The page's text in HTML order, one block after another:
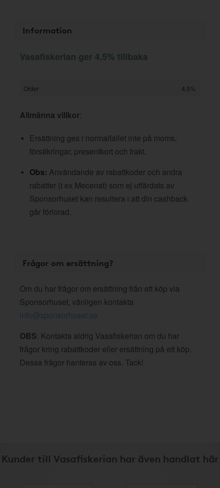
Information
Vasafiskerian ger 4,5% tillbaka
Order 4,5%
Allmänna villkor:
Ersättning ges i normalfallet inte på moms,
försäkringar, presentkort och frakt.
Obs: Användande av rabattkoder och andra
rabatter (t ex Mecenat) som ej utfärdats av
Sponsorhuset kan resultera i att din cashback
går förlorad.
Frågor om ersättning?
Om du har frågor om ersättning från ett köp via
Sponsorhuset, vänligen kontakta
info@sponsorhuset.se
OBS: Kontakta aldrig Vasafiskerian om du har
frågor kring rabattkoder eller ersättning på ett köp.
Dessa frågor hanteras av oss. Tack!
Kunder till Vasafiskerian har även handlat här